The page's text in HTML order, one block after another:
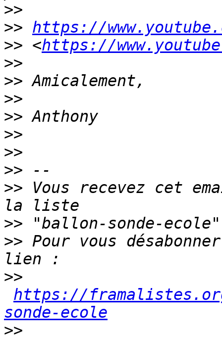
>>
>> https://
>> <https://
>>
>>
>>
>>
>>
>>
>>
>> Vous recevez cet
>>
>> Pour vous
>>
https://
sonde-ecole
>>